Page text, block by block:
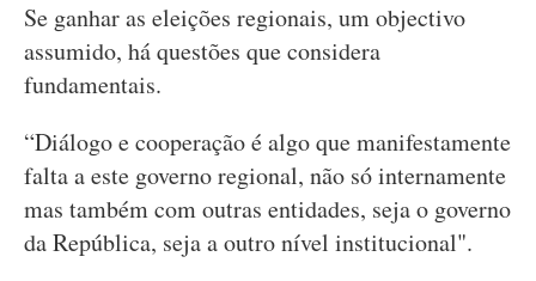
Se ganhar as eleições regionais, um objectivo
assumido, há questões que considera
fundamentais.
“Diálogo e cooperação é algo que manifestamente
falta a este governo regional, não só internamente
mas também com outras entidades, seja o governo
da República, seja a outro nível institucional".